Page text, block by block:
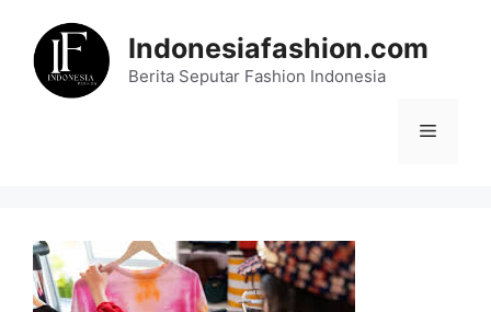
content
Indonesiafashion.com
Berita Seputar Fashion Indonesia
Menu